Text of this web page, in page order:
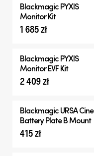
Blackmagic PYXIS
Monitor Kit
1 685 zł
Blackmagic PYXIS
Monitor EVF Kit
2 409 zł
BlackmagicURSA Cine
Battery Plate B Mount
415 zł